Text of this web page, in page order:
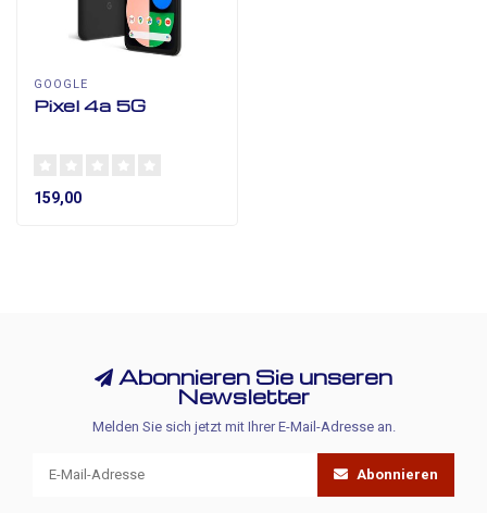
GOOGLE
Pixel 4a 5G
159,00
Abonnieren Sie unseren
Newsletter
Melden Sie sich jetzt mit Ihrer E-Mail-Adresse an.
Abonnieren